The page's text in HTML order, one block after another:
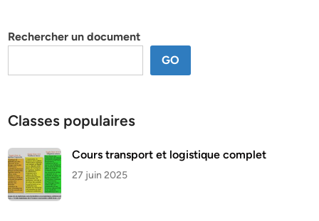
Rechercher un document
GO
Classes populaires
Cours transport et logistique complet
27 juin 2025